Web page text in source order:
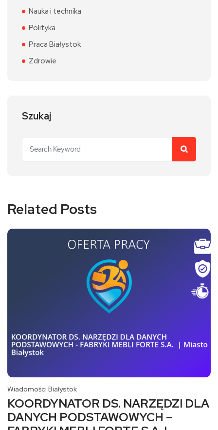
Nauka i technika
Polityka
Praca Białystok
Zdrowie
Szukaj
Related Posts
Wiadomości Białystok
KOORDYNATOR DS. NARZĘDZI DLA
DANYCH PODSTAWOWYCH –